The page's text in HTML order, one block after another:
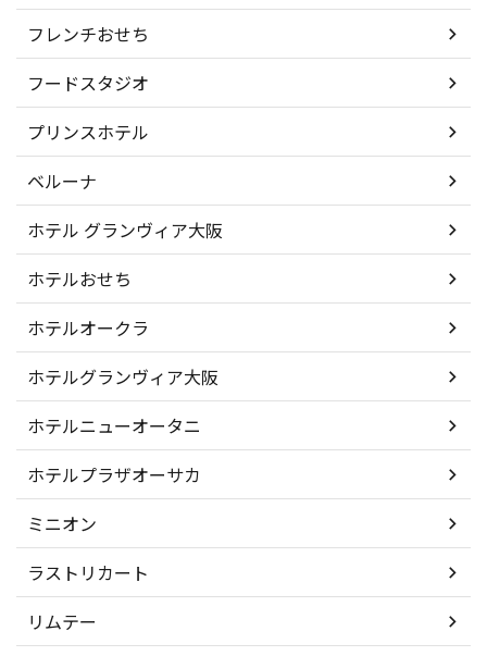
フレンチおせち
フードスタジオ
プリンスホテル
ベルーナ
ホテル グランヴィア大阪
ホテルおせち
ホテルオークラ
ホテルグランヴィア大阪
ホテルニューオータニ
ホテルプラザオーサカ
ミニオン
ラストリカート
リムテー